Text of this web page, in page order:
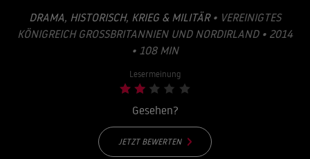
DRAMA, HISTORISCH, KRIEG & MILITÄR• VEREINIGTES
KÖNIGREICH GROSSBRITANNIEN UND NORDIRLAND • 2014
• 108 MIN
Lesermeinung
Gesehen?
JETZT BEWERTEN